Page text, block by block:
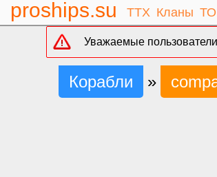
proships.su ТТХ Кланы
Уважаемые
Корабли »